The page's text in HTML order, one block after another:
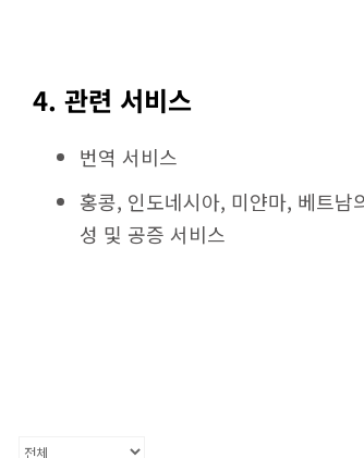
4. 관련 서비스
번역 서비스
홍콩, 인도네시아, 미얀마, 베트
성 및 공증 서비스